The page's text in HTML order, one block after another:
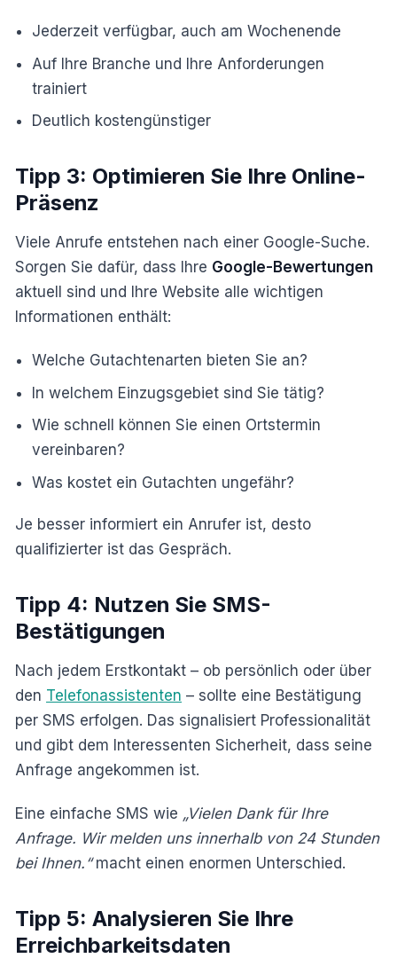
Jederzeit verfügbar, auch am Wochenende
Auf Ihre Branche und Ihre Anforderungen
trainiert
Deutlich kostengünstiger
Tipp 3: Optimieren Sie Ihre Online-
Präsenz
Viele Anrufe entstehen nach einer Google-Suche.
Sorgen Sie dafür, dass Ihre Google-Bewertungen
aktuell sind und Ihre Website alle wichtigen
Informationen enthält:
Welche Gutachtenarten bieten Sie an?
In welchem Einzugsgebiet sind Sie tätig?
Wie schnell können Sie einen Ortstermin
vereinbaren?
Was kostet ein Gutachten ungefähr?
Je besser informiert ein Anrufer ist, desto
qualifizierter ist das Gespräch.
Tipp 4: Nutzen Sie SMS-
Bestätigungen
Nach jedem Erstkontakt – ob persönlich oder über
den Telefonassistenten – sollte eine Bestätigung
per SMS erfolgen. Das signalisiert Professionalität
und gibt dem Interessenten Sicherheit, dass seine
Anfrage angekommen ist.
Eine einfache SMS wie „Vielen Dank für Ihre
Anfrage. Wir melden uns innerhalb von 24 Stunden
bei Ihnen.“macht einen enormen Unterschied.
Tipp 5: Analysieren Sie Ihre
Erreichbarkeitsdaten